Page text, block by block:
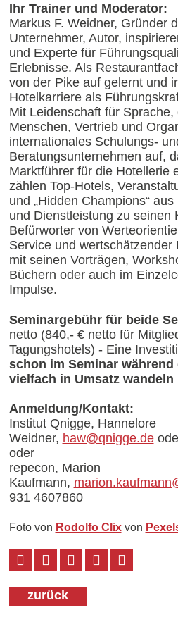
Ihr Trainer und
Markus F. Weidner, Gründer
Unternehmer, Autor,
und Experte für
Erlebnisse. Als
von der Pike auf gelernt und
Hotelkarriere als
Mit Leidenschaft für
Menschen, Vertrieb und
internationales Schulungs-
Beratungsunternehmen auf,
Marktführer für die Hotellerie
zählen Top-Hotels,
und „Hidden Champions“
und Dienstleistung zu seinen
Befürworter von
Service und wertschätzender
mit seinen Vorträgen,
Büchern oder auch im
Impulse.
Seminargebühr für beide
netto (840,- € netto für
Tagungshotels) - Eine
schon im Seminar
vielfach in Umsatz wandeln
Anmeldung/Kontakt:
Institut Qnigge, Hannelore
Weidner, haw@qnigge.de
oder
repecon, Marion
Kaufmann,
931 4607860
Foto von Rodolfo Clixvon
zurück